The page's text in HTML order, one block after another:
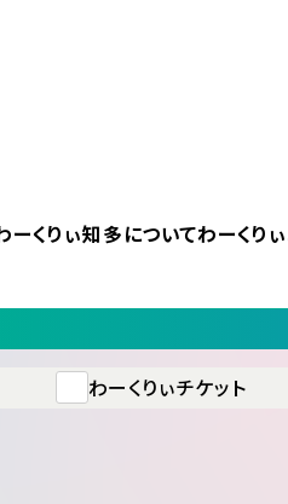
ーくりぃ知多についてわーくり
わーくりぃチケット